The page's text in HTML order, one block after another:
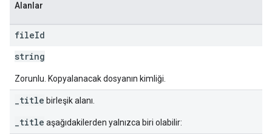
Alanlar
fileId
string
Zorunlu. Kopyalanacak dosyanın kimliği.
_title birleşik alanı.
_title aşağıdakilerden yalnızca biri olabilir: